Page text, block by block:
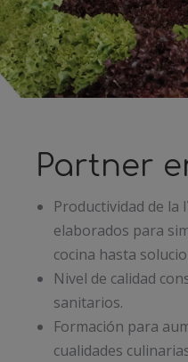
Partner
Productividad de la
elaborados para
cocina hasta
Nivel de calidad
sanitarios.
Formación para
cualidades